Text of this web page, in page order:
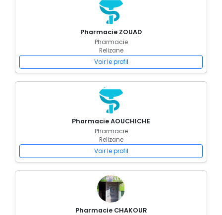
Pharmacie ZOUAD
Pharmacie
Relizane
Voir le profil
Pharmacie AOUCHICHE
Pharmacie
Relizane
Voir le profil
Pharmacie CHAKOUR